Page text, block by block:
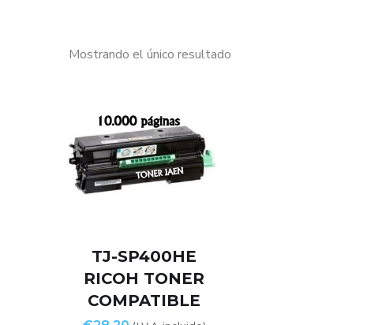
Mostrando el único resultado
TJ-SP400HE
RICOH TONER
COMPATIBLE